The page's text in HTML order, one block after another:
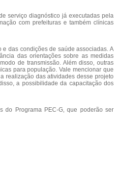
serviço diagnóstico já executadas pela
com prefeituras e também clínicas
das condições de saúde associadas. A
das orientações sobre as medidas
de transmissão. Além disso, outras
para população. Vale mencionar que
realização das atividades desse projeto
a possibilidade da capacitação dos
do Programa PEC-G, que poderão ser